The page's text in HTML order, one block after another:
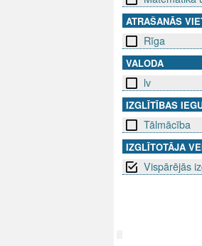
ATRAŠANĀS
Rīga
VALODA
lv
IZGLĪTĪBAS
Tālmācība
IZGLĪTOTĀJA
Vispārējās